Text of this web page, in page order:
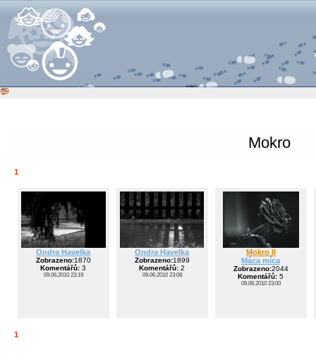
Mokro
1
Ondra Havelka
Zobrazeno:1870
Komentářů: 3
09.06.2010 23:19
Ondra Havelka
Zobrazeno:1899
Komentářů: 2
09.06.2010 23:08
Mokro II
Máca míca
Zobrazeno:2044
Komentářů: 5
09.06.2010 23:00
1